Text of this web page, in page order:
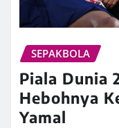
SEPAKBOLA
Piala Dunia
Hebohnya
Yamal